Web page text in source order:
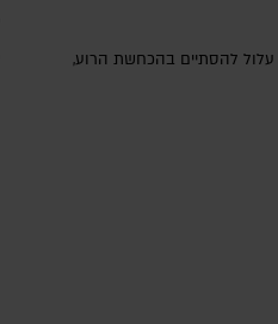
עלול להסתיים בהכחשת הרוע,